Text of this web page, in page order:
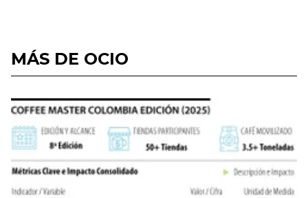
MÁS DE OCIO